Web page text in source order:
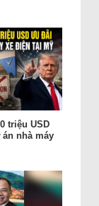
triệu USD
nhà máy